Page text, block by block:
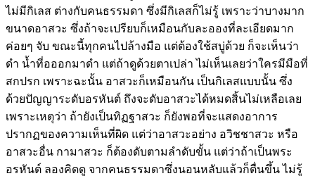
ไม่มีกิเลส ต่างกับคนธรรมดา ซึ่งมีกิเลสก็ไม่รู้ เพราะว่าบางมาก
ขนาดอาสวะ ซึ่งถ้าจะเปรียบก็เหมือนกับละอองที่ละเอียดมาก
ค่อยๆ จับ ขณะนี้ทุกคนไปล้างมือ แต่ต้องใช้สบู่ด้วย ก็จะเห็นว่า
ดำ น้ำที่อออกมาดำ แต่ถ้าดูด้วยตาเปล่า ไม่เห็นเลยว่าใครมีมือที่
สกปรก เพราะฉะนั้น อาสวะก็เหมือนกัน เป็นกิเลสแบบนั้น ซึ่ง
ด้วยปัญญาระดับอรหันต์ ถึงจะดับอาสวะได้หมดสิ้นไม่เหลือเลย
เพราะเหตุว่า ถ้ายังเป็นทิฏฐาสวะ ก็ยังพอที่จะแสดงอาการ
ปรากฏของความเห็นที่ผิด แต่ว่าอาสวะอย่าง อวิชชาสวะ หรือ
อาสวะอื่น กามาสวะ ก็ต้องดับตามลำดับขั้น แต่ว่าถ้าเป็นพระ
อรหันต์ ลองคิดดู จากคนธรรมดาซึ่งนอนหลับแล้วก็ตื่นขึ้น ไม่รู้